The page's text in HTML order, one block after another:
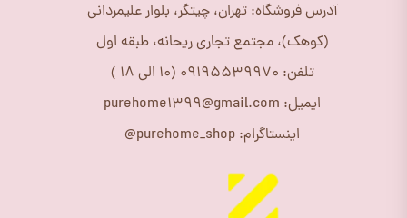
آدرس فروشگاه: تهران، چیتگر، بلوار علیمردانی
(کوهک)، مجتمع تجاری ریحانه، طبقه اول
تلفن: 09195539970 (10 الی 18 )
ایمیل: purehome1399@gmail.com
اینستاگرام: purehome_shop@